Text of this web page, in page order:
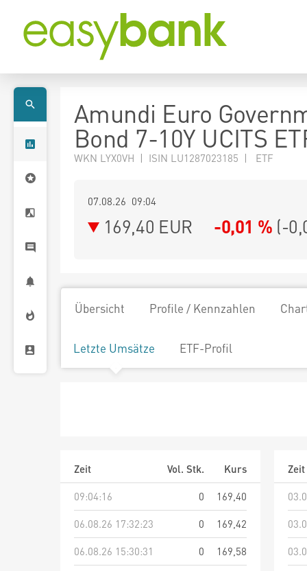
Amundi Euro
Bond 7-10Y UCITS
WKN LYX0VH | ISIN LU1287023185 | ETF
07.08.26 09:04
169,40 EUR -0,01 % (-
Übersicht Profile / Kennzahlen
Letzte Umsätze ETF-Profil
Zeit Vol. Stk.
Kurs
09:04:16
0
169,40
06.08.26 17:32:23
0
169,42
06.08.26 15:30:31
0
169,58
Zeit